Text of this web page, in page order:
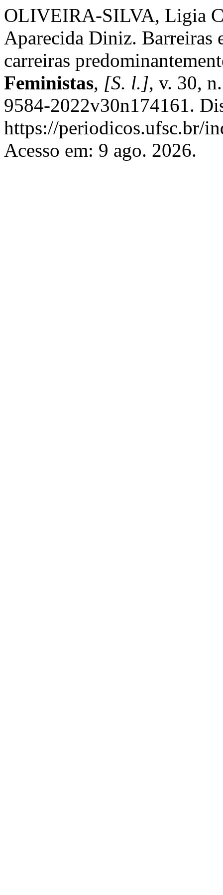
OLIVEIRA-SILVA, Ligia
Aparecida Diniz. Barreiras
carreiras
Feministas, [S. l.], v. 30,
9584-2022v30n174161.
https://periodicos.ufsc.br/
Acesso em: 9 ago. 2026.